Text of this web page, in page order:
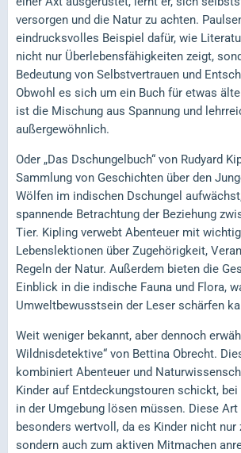
versorgen und die Natur zu achten.
eindrucksvolles Beispiel dafür, wie
nicht nur Überlebensfähigkeiten zeigt,
Bedeutung von Selbstvertrauen und
Obwohl es sich um ein Buch für etwas
ist die Mischung aus Spannung und
außergewöhnlich.
Oder „Das Dschungelbuch“ von Rudyard
Sammlung von Geschichten über den
Wölfen im indischen Dschungel
spannende Betrachtung der Beziehung
Tier. Kipling verwebt Abenteuer mit
Lebenslektionen über Zugehörigkeit,
Regeln der Natur. Außerdem bieten die
Einblick in die indische Fauna und Flora,
Umweltbewusstsein der Leser schärfen
Weit weniger bekannt, aber dennoch
Wildnisdetektive“ von Bettina Obrecht.
kombiniert Abenteuer und
Kinder auf Entdeckungstouren schickt, bei
in der Umgebung lösen müssen. Diese
besonders wertvoll, da es Kinder nicht nur
sondern auch zum aktiven Mitmachen